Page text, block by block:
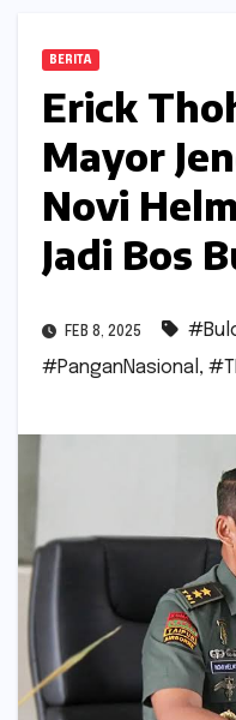
BERITA
Erick
Mayor
Novi
Jadi Bos
FEB 8, 2025
#PanganNasional ,